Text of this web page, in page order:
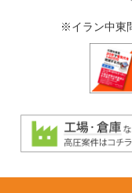
※イラン中東